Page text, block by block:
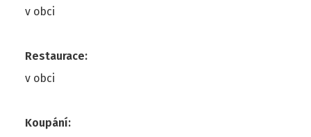
v obci
Restaurace:
v obci
Koupání: